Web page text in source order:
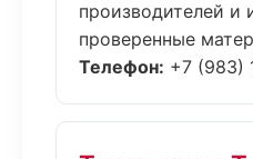
производителей и
проверенные
Телефон: +7 (983)